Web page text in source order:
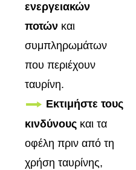
ενεργειακών
ποτών και
συμπληρωμάτων
που περιέχουν
ταυρίνη.
Εκτιμήστε τους
κινδύνους και τα
οφέλη πριν από τη
χρήση ταυρίνης,